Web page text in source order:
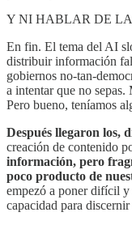
Y NI HABLAR DE
En fin. El tema del AI
distribuir información
gobiernos no-tan-
a intentar que no
Pero bueno, teníamos
Después llegaron los,
creación de contenido
información, pero
poco producto de
empezó a poner difícil y
capacidad para